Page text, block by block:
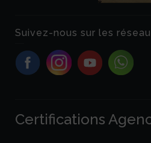
Suivez-nous sur les
Certifications